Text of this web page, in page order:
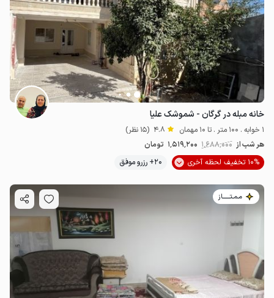
خانه مبله در گرگان - شموشک علیا
1 خوابه . 100 متر . تا 10 مهمان 4.8 (15 نظر)
هر شب از 1٬688٬000 1٬519٬200 تومان
10% تخفیف لحظه آخری
20+ رزرو موفق
مـمـتــــــاز